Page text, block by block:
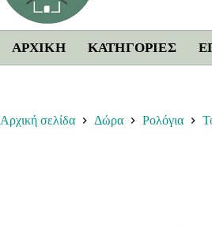
ΑΡΧΙΚΗ ΚΑΤΗΓΟΡΙΕΣ
Αρχική σελίδα Δώρα Ρολόγια